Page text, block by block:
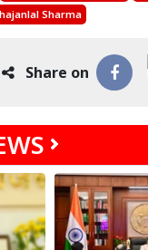
Sharma
Share on
मकर
पलों की प्राप्ति होगी।
सुख सुविधाओं में इजाफा होगा।